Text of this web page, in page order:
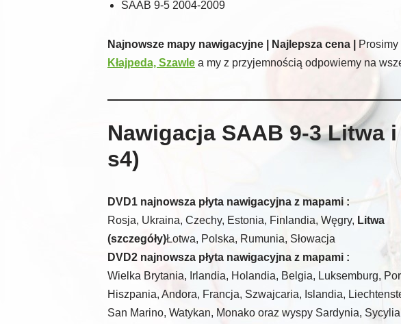
SAAB 9-5 2004-2009
Najnowsze mapy nawigacyjne | Najlepsza cena |
Kłajpeda, Szawle a my z przyjemnością odpowiemy na
Nawigacja SAAB 9-3 Litwa
s4)
DVD1 najnowsza płyta nawigacyjna z mapami :
Rosja, Ukraina, Czechy, Estonia, Finlandia, Węgry, Litwa
(szczegóły)Łotwa, Polska, Rumunia, Słowacja
DVD2 najnowsza płyta nawigacyjna z mapami :
Wielka Brytania, Irlandia, Holandia, Belgia, Luksemburg,
Hiszpania, Andora, Francja, Szwajcaria, Islandia,
San Marino, Watykan, Monako oraz wyspy Sardynia,